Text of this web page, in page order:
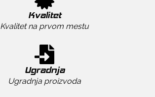
Kvalitet
Kvalitet na prvom mestu
Ugradnja
Ugradnja proizvoda